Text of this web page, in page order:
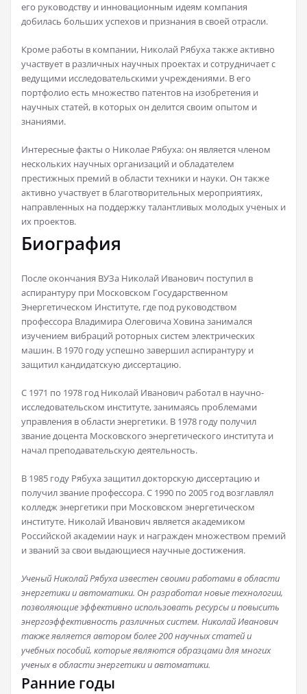
его руководству и инновационным идеям компания
добилась больших успехов и признания в своей отрасли.
Кроме работы в компании, Николай Рябуха также активно
участвует в различных научных проектах и сотрудничает с
ведущими исследовательскими учреждениями. В его
портфолио есть множество патентов на изобретения и
научных статей, в которых он делится своим опытом и
знаниями.
Интересные факты о Николае Рябуха: он является членом
нескольких научных организаций и обладателем
престижных премий в области техники и науки. Он также
активно участвует в благотворительных мероприятиях,
направленных на поддержку талантливых молодых ученых и
их проектов.
Биография
После окончания ВУЗа Николай Иванович поступил в
аспирантуру при Московском Государственном
Энергетическом Институте, где под руководством
профессора Владимира Олеговича Ховина занимался
изучением вибраций роторных систем электрических
машин. В 1970 году успешно завершил аспирантуру и
защитил кандидатскую диссертацию.
С 1971 по 1978 год Николай Иванович работал в научно-
исследовательском институте, занимаясь проблемами
управления в области энергетики. В 1978 году получил
звание доцента Московского энергетического института и
начал преподавательскую деятельность.
В 1985 году Рябуха защитил докторскую диссертацию и
получил звание профессора. С 1990 по 2005 год возглавлял
колледж энергетики при Московском энергетическом
институте. Николай Иванович является академиком
Российской академии наук и награжден множеством премий
и званий за свои выдающиеся научные достижения.
Ученый Николай Рябуха известен своими работами в области
энергетики и автоматики. Он разработал новые технологии,
позволяющие эффективно использовать ресурсы и повысить
энергоэффективность различных систем. Николай Иванович
также является автором более 200 научных статей и
учебных пособий, которые являются образцами для многих
ученых в области энергетики и автоматики.
Ранние годы